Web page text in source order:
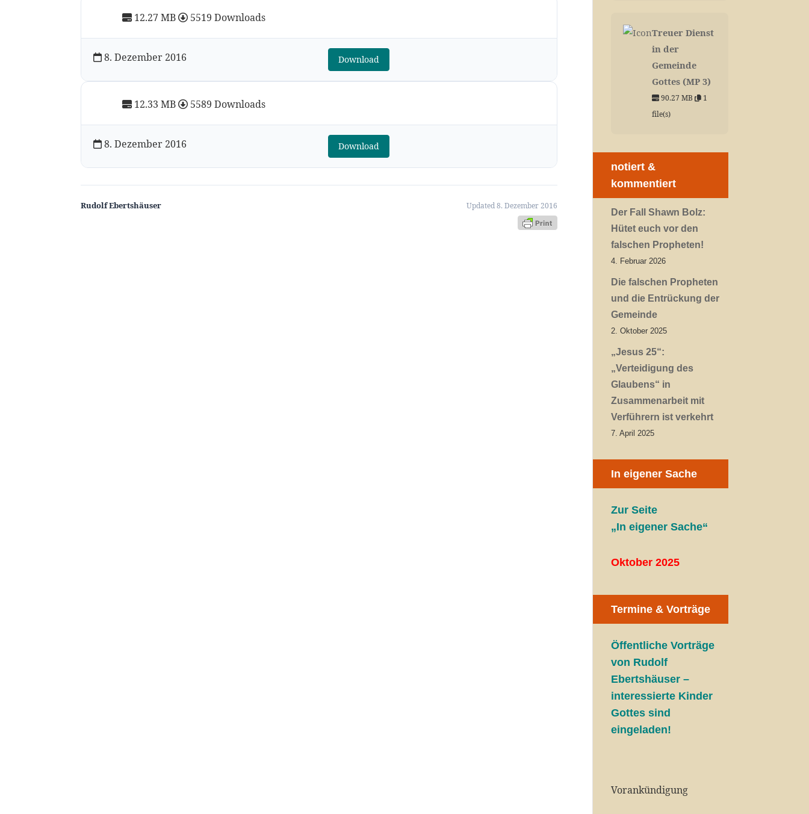
12.33 MB 5589 Downloads
8. Dezember 2016 Download
12.27 MB 5519 Downloads
8. Dezember 2016 Download
Rudolf Ebertshäuser Updated 8. Dezember 2016
Treuer Dienst
in der
Gemeinde
Gottes (MP 3)
90.27 MB
1
file(s)
notiert &
kommentiert
Der Fall Shawn Bolz:
Hütet euch vor den
falschen Propheten!
4. Februar 2026
Die falschen Propheten
und die Entrückung der
Gemeinde
2. Oktober 2025
„Jesus 25“:
„Verteidigung des
Glaubens“ in
Zusammenarbeit mit
Verführern ist verkehrt
7. April 2025
In eigener Sache
Zur Seite
„In eigener Sache“
Oktober 2025
Termine & Vorträge
Öffentliche Vorträge
von Rudolf
Ebertshäuser –
interessierte Kinder
Gottes sind
eingeladen!
Vorankündigung